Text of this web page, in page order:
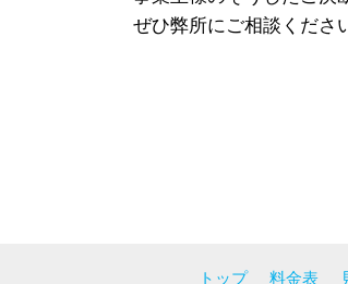
ぜひ弊所にご相談くださ
トップ 料金表